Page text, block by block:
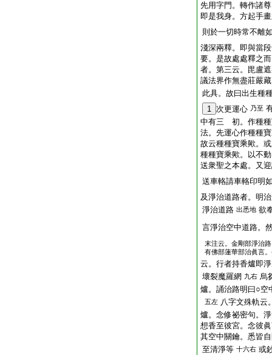
先用字門。轉作諸
即是我身。方起手
則於一切時常不離
淺深兩釋。即與當
要。是故處處釋之
者。第三云。毘盧
議法界作無盡莊嚴
此具。故曰出生種
1 次更運心 乃至
中有三 初。作種種
法。先運心作種種
故云種種寶乘歟。
種種寶乘歟。以不
送衆聖之本處。又
送車輅請車輅印明
及淨治道路者。明
淨治道路 出悉地 欲
言淨治空中道路。
末注云。金剛部淨治
有佛部蓮華部治眞言
云。行者持香爐即
壞裂魔羅網 九右 烏
爐。誦治路明曰○空
五左 八字文殊軌云
爐。念修祕密句。
想香至彼宮。念彼
其空中關鑰。悉皆
至清淨等 十六右 或